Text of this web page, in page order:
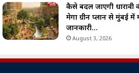
कैसे बदल जाएगी धारावी
मेगा ग्रीन प्लान से मुंबई
जानकारी…
August 3, 2026